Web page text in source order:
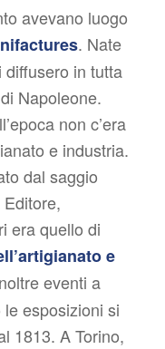
avevano luogo
. Nate
diffusero in tutta
Napoleone.
non c’era
e industria.
dal saggio
era quello di
e
eventi a
esposizioni si
1813. A Torino,